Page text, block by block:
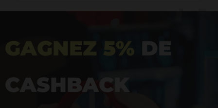
GAGNEZ 5% DE
CASHBACK